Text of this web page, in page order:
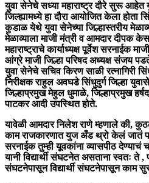
युवा सेनेचे सध्या महाराष्ट्र दौरे सुरू आहेत
जिल्ह्यामध्ये हा दौरा आयोजित केला होता
कुडाळ येथे युवा सेनेच्या जिल्हास्तरीय
मेळाव्याला माजी मंत्री व आमदार दीपक
महाराष्ट्राचे कार्याध्यक्ष पूर्वेश सरनाईक
आंग्रे माजी जिल्हा परिषद अध्यक्ष संजय
युवा सेनेचे सचिव किरण साळी रत्नागिरी
निरीक्षक राहुल अवघडे सिंधुदुर्ग जिल्हा
जिल्हाप्रमुख मेहुल धुमाळे, जिल्हाप्रमुख
पाटकर आदी उपस्थित होते.
यावेळी आमदार निलेश राणे म्हणाले की,
काम राजकारणात युज अँड थ्रो केलं जातं
सरनाईक तुम्ही यूवकांना व्यासपीठ
यानी विद्यार्थी संघटनेत असताना स्वतः ते ,
संघटनेपासून विद्यार्थी संघटनेपासून काम